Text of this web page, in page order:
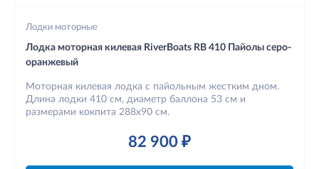
Лодки моторные
Лодка моторная килевая RiverBoats RB 410 Пайолы серо-
оранжевый
Моторная килевая лодка с пайольным жестким дном.
Длина лодки 410 см, диаметр баллона 53 см и
размерами кокпита 288х90 см.
82 900 ₽